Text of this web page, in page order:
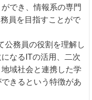
でき、情報系の専門
員を目指すことがで
公務員の役割を理解し
なるITの活用、二次
域社会と連携した学
きるという特徴があ